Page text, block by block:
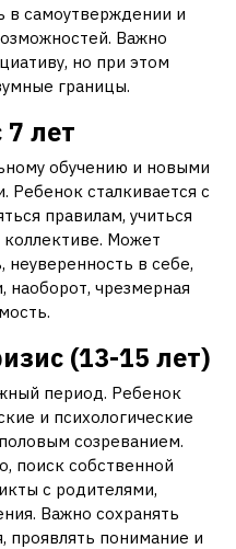
в самоутверждении и
Важно
но при этом
границы.
7 лет
обучению и новыми
сталкивается с
правилам, учиться
Может
неуверенность в себе,
наоборот, чрезмерная
(13-15 лет)
период. Ребенок
и психологические
созреванием.
поиск собственной
с родителями,
Важно сохранять
проявлять понимание и